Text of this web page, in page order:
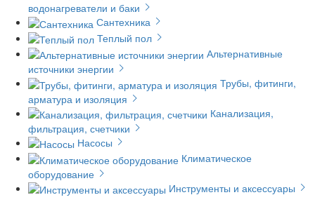
водонагреватели и баки
Сантехника
Теплый пол
Альтернативные
источники энергии
Трубы, фитинги,
арматура и изоляция
Канализация,
фильтрация, счетчики
Насосы
Климатическое
оборудование
Инструменты и аксессуары